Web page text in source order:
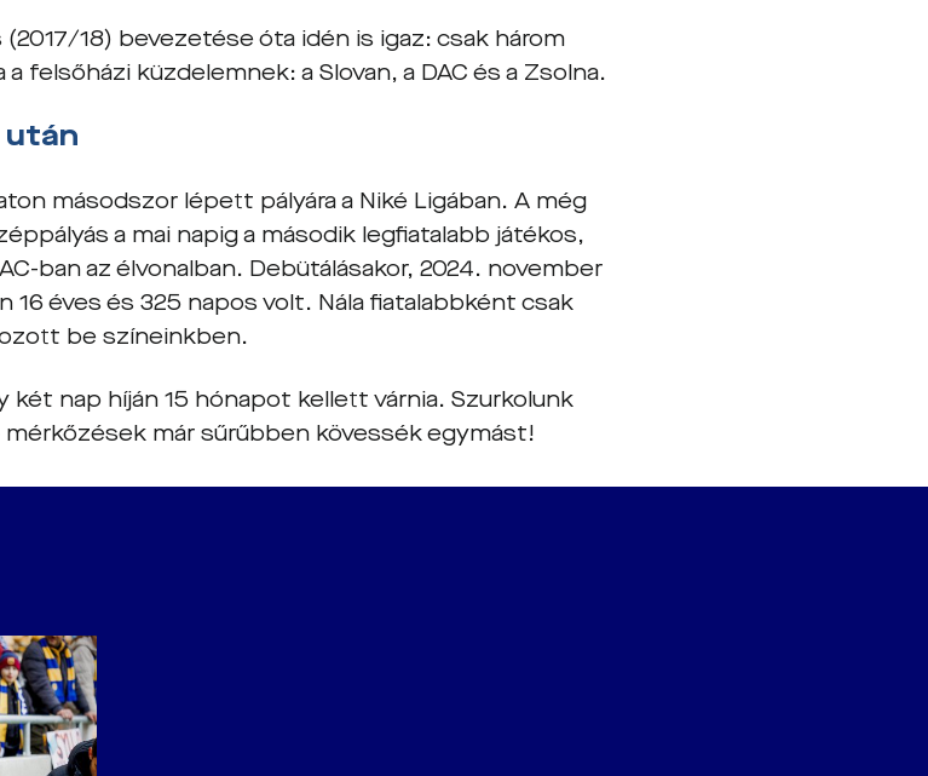
18) bevezetése óta idén is igaz: csak három
felsőházi küzdelemnek: a Slovan, a DAC és a Zsolna.
után
másodszor lépett pályára a Niké Ligában. A még
a mai napig a második legfiatalabb játékos,
ban az élvonalban. Debütálásakor, 2024. november
16 éves és 325 napos volt. Nála fiatalabbként csak
be színeinkben.
két nap híján 15 hónapot kellett várnia. Szurkolunk
már sűrűbben kövessék egymást!